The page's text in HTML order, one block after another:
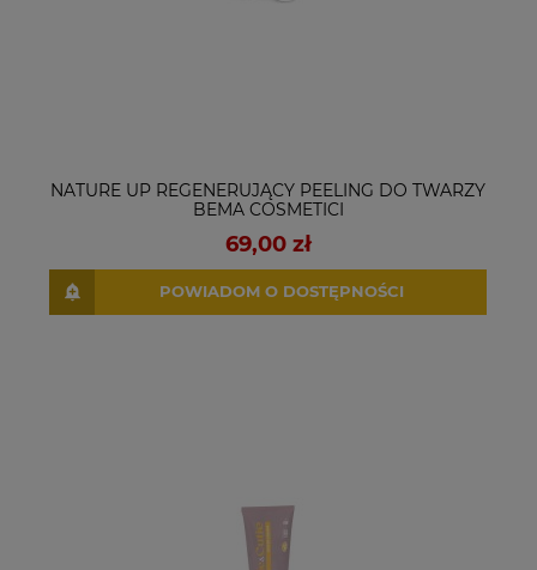
NATURE UP REGENERUJĄCY PEELING DO TWARZY
BEMA COSMETICI
69,00 zł
POWIADOM O DOSTĘPNOŚCI